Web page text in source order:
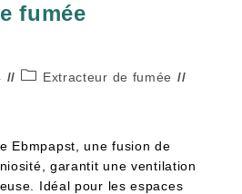
fumée
Extracteur de fumée
Ebmpapst, une fusion de
garantit une ventilation
Idéal pour les espaces